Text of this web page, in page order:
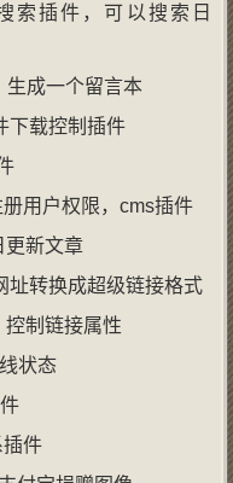
索插件，可以搜索日
生成一个留言本
下载控制插件
用户权限，cms插件
更新文章
址转换成超级链接格式
制链接属性
状态
件